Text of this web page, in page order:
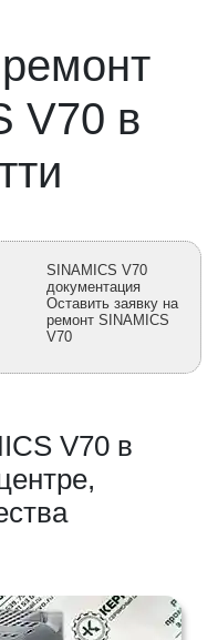
V70 в
SINAMICS V70
документация
Оставить заявку на
ремонт SINAMICS
V70
V70 в